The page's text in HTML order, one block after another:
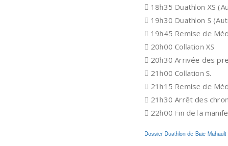
 18h35 Duathlon XS
 19h30 Duathlon S
 19h45 Remise de
 20h00 Collation XS
 20h30 Arrivée des
 21h00 Collation S.
 21h15 Remise de
 21h30 Arrêt des
 22h00 Fin de la
Dossier-Duathlon-de-Baie-